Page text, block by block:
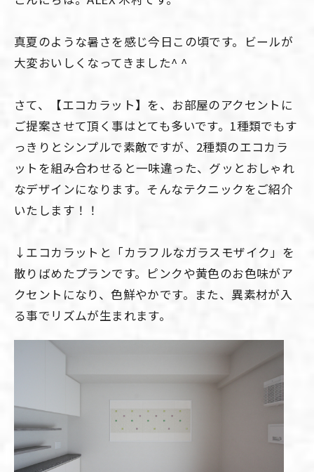
真夏のような暑さを感じ今日この頃です。ビールが
大変おいしくなってきました^ ^
さて、【エコカラット】を、お部屋のアクセントに
ご提案させて頂く事はとても多いです。1種類でもす
っきりとシンプルで素敵ですが、2種類のエコカラ
ットを組み合わせると一味違った、グッとおしゃれ
なデザインになります。そんなテクニックをご紹介
いたします！！
↓エコカラットと「カラフルなガラスモザイク」を
散りばめたプランです。ピンクや黄色のお色味がア
クセントになり、色鮮やかです。また、異素材が入
る事でリズムが生まれます。